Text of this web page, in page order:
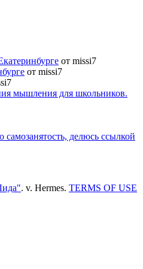
от missi7
от missi7
мышления для школьников.
делюсь ссылкой
. v. Hermes. TERMS OF USE